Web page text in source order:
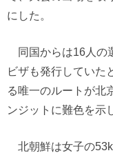
にした。
同国からは16人の
ビザも発行していた
る唯一のルートが北
ンジットに難色を示
北朝鮮は女子の